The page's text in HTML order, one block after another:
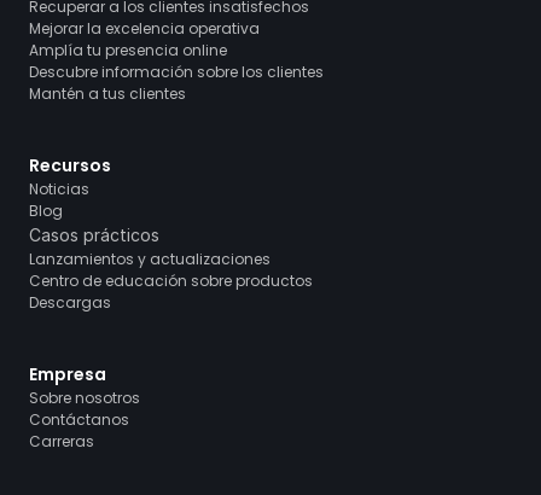
Recuperar a los clientes insatisfechos
Mejorar la excelencia operativa
Amplía tu presencia online
Descubre información sobre los clientes
Mantén a tus clientes
Recursos
Noticias
Blog
Casos prácticos
Lanzamientos y actualizaciones
Centro de educación sobre productos
Descargas
Empresa
Sobre nosotros
Contáctanos
Carreras